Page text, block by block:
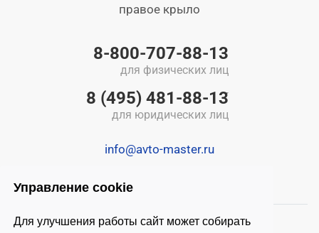
Управление cookie
Для улучшения работы сайт может собирать
правое крыло
8-800-707-88-13
для физических лиц
8 (495) 481-88-13
для юридических лиц
info@avto-master.ru